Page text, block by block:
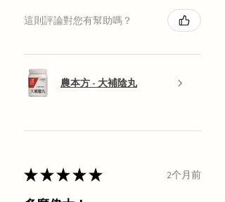
這則評論對您有幫助嗎？
農本方 - 大補陰丸
★★★★★ 2个月前